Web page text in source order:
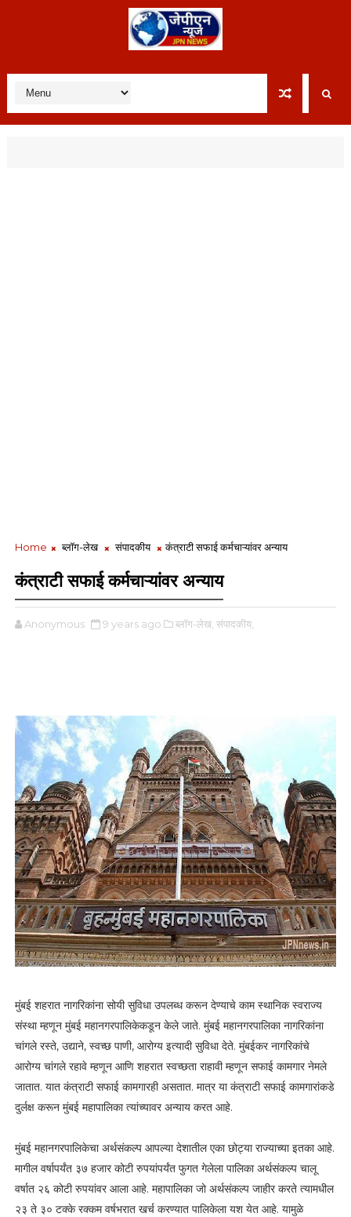
Home ब्लॉग-लेख संपादकीय कंत्राटी सफाई कर्मचाऱ्यांवर अन्याय
कंत्राटी सफाई कर्मचाऱ्यांवर अन्याय
Anonymous 9 years ago ब्लॉग-लेख, संपादकीय,
मुंबई शहरात नागरिकांना सोयी सुविधा उपलब्ध करून देण्याचे काम स्थानिक स्वराज्य
संस्था म्हणून मुंबई महानगरपालिकेकडून केले जाते. मुंबई महानगरपालिका नागरिकांना
चांगले रस्ते, उद्याने, स्वच्छ पाणी, आरोग्य इत्यादी सुविधा देते. मुंबईकर नागरिकांचे
आरोग्य चांगले रहावे म्हणून आणि शहरात स्वच्छता राहावी म्हणून सफाई कामगार नेमले
जातात. यात कंत्राटी सफाई कामगारही असतात. मात्र या कंत्राटी सफाई कामगारांकडे
दुर्लक्ष करून मुंबई महापालिका त्यांच्यावर अन्याय करत आहे.
मुंबई महानगरपालिकेचा अर्थसंकल्प आपल्या देशातील एका छोट्या राज्याच्या इतका आहे.
मागील वर्षापर्यंत ३७ हजार कोटी रुपयांपर्यंत फुगत गेलेला पालिका अर्थसंकल्प चालू
वर्षात २६ कोटी रुपयांवर आला आहे. महापालिका जो अर्थसंकल्प जाहीर करते त्यामधील
२३ ते ३० टक्के रक्कम वर्षभरात खर्च करण्यात पालिकेला यश येत आहे. यामुळे